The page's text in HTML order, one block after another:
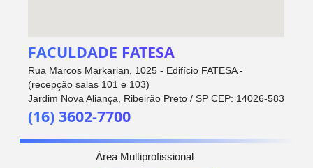
FACULDADE FATESA
Rua Marcos Markarian, 1025 - Edifício FATESA -
(recepção salas 101 e 103)
Jardim Nova Aliança, Ribeirão Preto / SP CEP: 14026-583
(16) 3602-7700
Área Multiprofissional